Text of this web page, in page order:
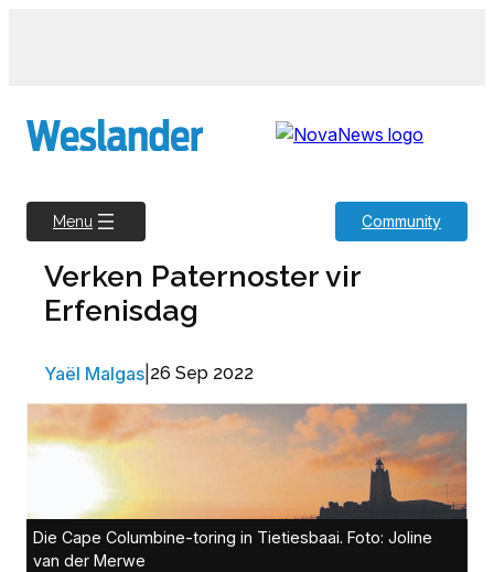
Menu Community
Verken Paternoster vir
Erfenisdag
Yaël Malgas 26 Sep 2022
Die Cape Columbine-toring in Tietiesbaai. Foto: Joline
van der Merwe